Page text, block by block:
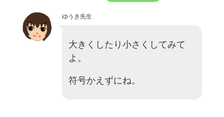
ゆうき先生
大きくしたり小さくしてみて
よ。
符号かえずにね。